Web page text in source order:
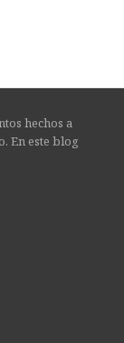
hechos a
En este blog